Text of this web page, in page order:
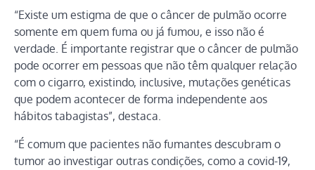
“Existe um estigma de que o câncer de pulmão ocorre
somente em quem fuma ou já fumou, e isso não é
verdade. É importante registrar que o câncer de pulmão
pode ocorrer em pessoas que não têm qualquer relação
com o cigarro, existindo, inclusive, mutações genéticas
que podem acontecer de forma independente aos
hábitos tabagistas”, destaca.
“É comum que pacientes não fumantes descubram o
tumor ao investigar outras condições, como a covid-19,